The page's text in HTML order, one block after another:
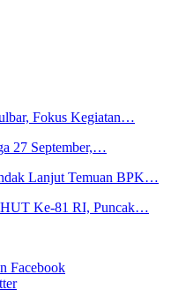
Fokus Kegiatan…
27 September,…
Lanjut Temuan BPK…
HUT Ke-81 RI, Puncak…
Facebook